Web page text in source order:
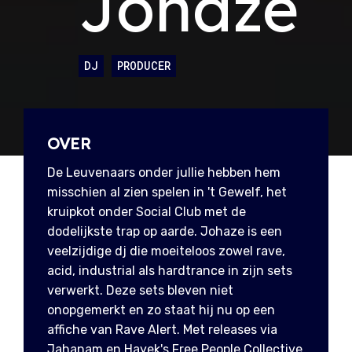
DJ PRODUCER
OVER
De Leuvenaars onder jullie hebben hem
misschien al zien spelen in 't Gewelf, het
kruipkot onder Social Club met de
dodelijkste trap op aarde. Johaze is een
veelzijdige dj die moeiteloos zowel rave,
acid, industrial als hardtrance in zijn sets
verwerkt. Deze sets bleven niet
onopgemerkt en zo staat hij nu op een
affiche van Rave Alert. Met releases via